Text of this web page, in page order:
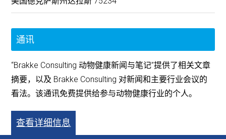
通讯
“Brakke Consulting 动物健康新闻与笔记”提供了相关文章
摘要，以及 Brakke Consulting 对新闻和主要行业会议的
看法。该通讯免费提供给参与动物健康行业的个人。
查看详细信息